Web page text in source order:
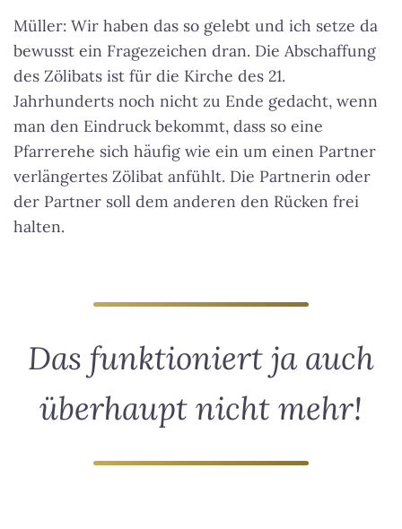
Müller: Wir haben das so gelebt und ich setze da
bewusst ein Fragezeichen dran. Die Abschaffung
des Zölibats ist für die Kirche des 21.
Jahrhunderts noch nicht zu Ende gedacht, wenn
man den Eindruck bekommt, dass so eine
Pfarrerehe sich häufig wie ein um einen Partner
verlängertes Zölibat anfühlt. Die Partnerin oder
der Partner soll dem anderen den Rücken frei
halten.
Das funktioniert ja auch
überhaupt nicht mehr!